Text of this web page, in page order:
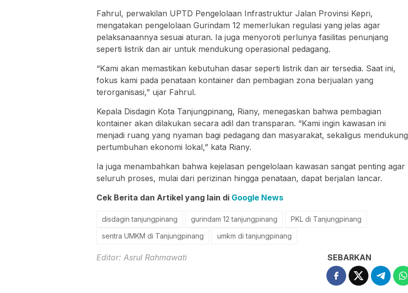
Fahrul, perwakilan UPTD Pengelolaan Infrastruktur Jalan Provinsi Kepri,
mengatakan pengelolaan Gurindam 12 memerlukan regulasi yang jelas agar
pelaksanaannya sesuai aturan. Ia juga menyoroti perlunya fasilitas penunjang
seperti listrik dan air untuk mendukung operasional pedagang.
“Kami akan memastikan kebutuhan dasar seperti listrik dan air tersedia. Saat ini,
fokus kami pada penataan kontainer dan pembagian zona berjualan yang
terorganisasi,” ujar Fahrul.
Kepala Disdagin Kota Tanjungpinang, Riany, menegaskan bahwa pembagian
kontainer akan dilakukan secara adil dan transparan. “Kami ingin kawasan ini
menjadi ruang yang nyaman bagi pedagang dan masyarakat, sekaligus mendukung
pertumbuhan ekonomi lokal,” kata Riany.
Ia juga menambahkan bahwa kejelasan pengelolaan kawasan sangat penting agar
seluruh proses, mulai dari perizinan hingga penataan, dapat berjalan lancar.
Cek Berita dan Artikel yang lain di Google News
disdagin tanjungpinang gurindam 12 tanjungpinang
PKL di Tanjungpinang
sentra UMKM di Tanjungpinang
umkm di tanjungpinang
Editor: Asrul Rahmawati SEBARKAN